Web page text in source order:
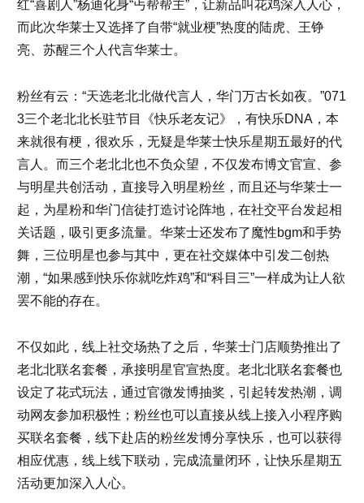
红“喜剧人”杨迪化身“丐帮帮主”，让新品叫花鸡深入人心，
而此次华莱士又选择了自带“就业梗”热度的陆虎、王铮
亮、苏醒三个人代言华莱士。
粉丝有云：“天选老北北做代言人，华门万古长如夜。”071
3三个老北北长驻节目《快乐老友记》，有快乐DNA，本
来就很有梗，很欢乐，无疑是华莱士快乐星期五最好的代
言人。而三个老北北也不负众望，不仅发布博文官宣、参
与明星共创活动，直接导入明星粉丝，而且还与华莱士一
起，为星粉和华门信徒打造讨论阵地，在社交平台发起相
关话题，吸引更多流量。华莱士还发布了魔性bgm和手势
舞，三位明星也参与其中，更在社交媒体中引发二创热
潮，“如果感到快乐你就吃炸鸡”和“科目三”一样成为让人欲
罢不能的存在。
不仅如此，线上社交场热了之后，华莱士门店顺势推出了
老北北联名套餐，承接明星官宣热度。老北北联名套餐也
设定了花式玩法，通过官微发博抽奖，引起转发热潮，调
动网友参加积极性；粉丝也可以直接从线上接入小程序购
买联名套餐，线下赴店的粉丝发博分享快乐，也可以获得
相应优惠，线上线下联动，完成流量闭环，让快乐星期五
活动更加深入人心。